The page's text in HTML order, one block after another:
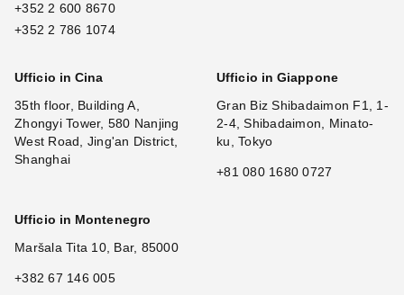
+352 2 600 8670
+352 2 786 1074
Ufficio in Cina
35th floor, Building A,
Zhongyi Tower, 580 Nanjing
West Road, Jing'an District,
Shanghai
Ufficio in Giappone
Gran Biz Shibadaimon F1, 1-
2-4, Shibadaimon, Minato-
ku, Tokyo
+81 080 1680 0727
Ufficio in Montenegro
Maršala Tita 10, Bar, 85000
+382 67 146 005